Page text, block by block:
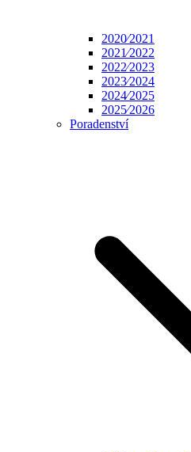
2020⁄2021
2021⁄2022
2022⁄2023
2023⁄2024
2024⁄2025
2025⁄2026
Poradenství